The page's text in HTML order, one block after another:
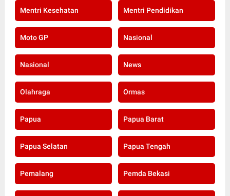
Mentri Kesehatan Mentri Pendidikan
Moto GP Nasional
Nasional News
Olahraga Ormas
Papua Papua Barat
Papua Selatan Papua Tengah
Pemalang Pemda Bekasi